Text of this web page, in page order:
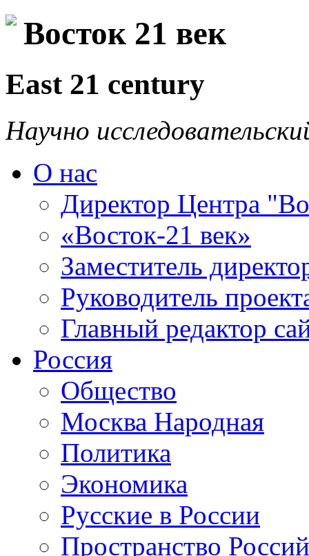
Восток 21 век
East 21 century
Научно
О нас
Директор Центра
«Восток-21 век»
Заместитель
Руководитель
Главный редактор
Россия
Общество
Москва Народная
Политика
Экономика
Русские в России
Пространство